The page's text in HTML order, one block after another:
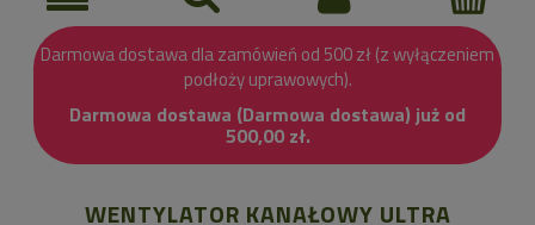
Darmowa dostawa dla zamówień od 500 zł (z wyłączeniem
podłoży uprawowych).
Darmowa dostawa (Darmowa dostawa) już od
500,00 zł.
WENTYLATOR KANAŁOWY ULTRA